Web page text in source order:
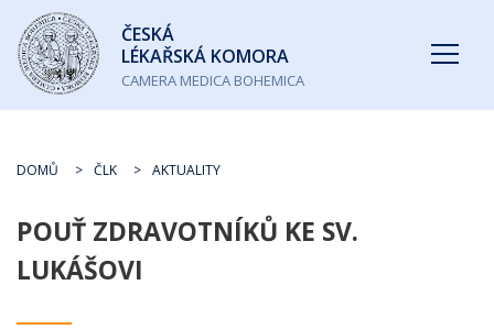
Česká
lékařská
komora
ČESKÁ
LÉKAŘSKÁ KOMORA
CAMERA MEDICA BOHEMICA
DOMŮ ČLK AKTUALITY
POUŤ ZDRAVOTNÍKŮ KE SV.
LUKÁŠOVI